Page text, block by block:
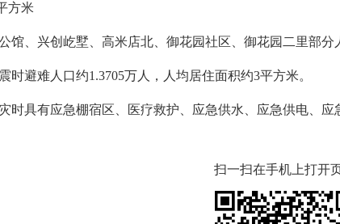
方米
、兴创屹墅、高米店北、御花园社区、御花园二里部分
避难人口约1.3705万人，人均居住面积约3平方米。
具有应急棚宿区、医疗救护、应急供水、应急供电、应
扫一扫在手机上打开